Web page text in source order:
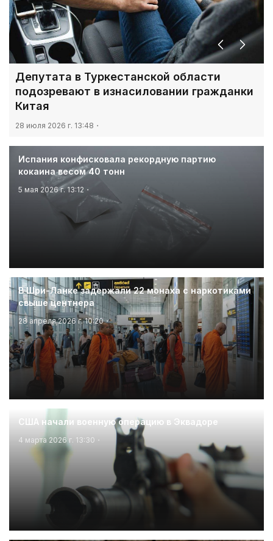
Пред.След.
Депутата в Туркестанской области
подозревают в изнасиловании гражданки
Китая
28 июля 2026 г. 13:48
Испания конфисковала рекордную партию
кокаина весом 40 тонн
5 мая 2026 г. 13:12
В Шри-Ланке задержали 22 монаха с наркотиками
свыше центнера
28 апреля 2026 г. 10:20
США начали военную операцию в Эквадоре
4 марта 2026 г. 13:30